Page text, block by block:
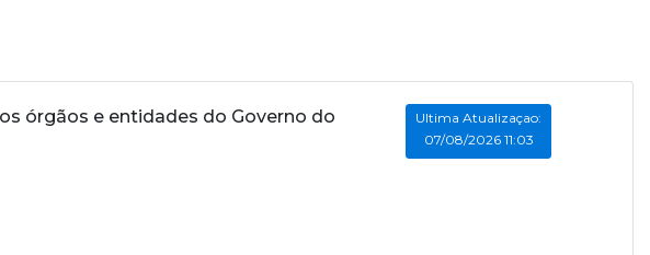
órgãos e entidades do Governo do
Ultima Atualizaçao:
07/08/2026 11:03